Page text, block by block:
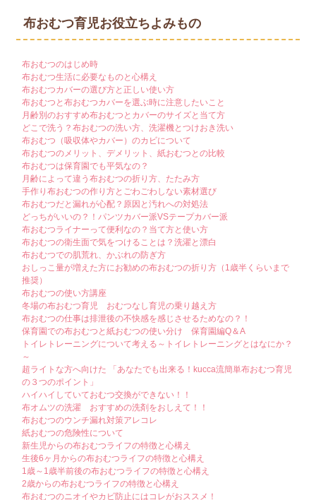
布おむつ育児お役立ちよみもの
布おむつのはじめ時
布おむつ生活に必要なものと心構え
布おむつカバーの選び方と正しい使い方
布おむつと布おむつカバーを選ぶ時に注意したいこと
月齢別のおすすめ布おむつとカバーのサイズと当て方
どこで洗う？布おむつの洗い方、洗濯機とつけおき洗い
布おむつ（吸収体やカバー）のカビについて
布おむつのメリット、デメリット、紙おむつとの比較
布おむつは保育園でも平気なの？
月齢によって違う布おむつの折り方、たたみ方
手作り布おむつの作り方とごわごわしない素材選び
布おむつだと漏れが心配？原因と汚れへの対処法
どっちがいいの？！パンツカバー派VSテープカバー派
布おむつライナーって便利なの？当て方と使い方
布おむつの衛生面で気をつけることは？洗濯と漂白
布おむつでの肌荒れ、かぶれの防ぎ方
おしっこ量が増えた方にお勧めの布おむつの折り方（1歳半くらいまで
推奨）
布おむつの使い方講座
冬場の布おむつ育児 おむつなし育児の乗り越え方
布おむつの仕事は排泄後の不快感を感じさせるためなの？！
保育園での布おむつと紙おむつの使い分け 保育園編Q＆A
トイレトレーニングについて考える～トイレトレーニングとはなにか？
～
超ライトな方へ向けた 「あなたでも出来る！kucca流簡単布おむつ育児
の３つのポイント」
ハイハイしていておむつ交換ができない！！
布オムツの洗濯 おすすめの洗剤をおしえて！！
布おむつのウンチ漏れ対策アレコレ
紙おむつの危険性について
新生児からの布おむつライフの特徴と心構え
生後6ヶ月からの布おむつライフの特徴と心構え
1歳～1歳半前後の布おむつライフの特徴と心構え
2歳からの布おむつライフの特徴と心構え
布おむつのニオイやカビ防止にはコレがおススメ！